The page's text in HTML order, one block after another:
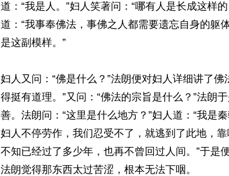
道：“我是人。”妇人笑著问：“哪有人是长成这样的
道：“我事奉佛法，事佛之人都需要遗忘自身的躯
是这副模样。”
妇人又问：“佛是什么？”法朗便对妇人详细讲了
得挺有道理。”又问：“佛法的宗旨是什么？”法朗
善。法朗问：“这里是什么地方？”妇人道：“我是
妇人不停劳作，我们忍受不了，就逃到了此地，
不知已经过了多少年，也再不曾回过人间。”于是
法朗觉得那东西太过苦涩，根本无法下咽。